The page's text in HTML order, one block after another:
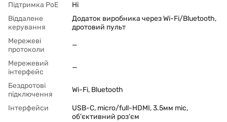
Підтримка PoЕ
Ні
Віддалене
керування
Додаток виробника через Wi-Fi/Bluetooth,
дротовий пульт
Мережеві
протоколи
—
Мережевий
інтерфейс
—
Бездротові
підключення
Wi-Fi, Bluetooth
Інтерфейси
USB-C, micro/full-HDMI, 3.5мм mic,
об'єктивний роз'єм